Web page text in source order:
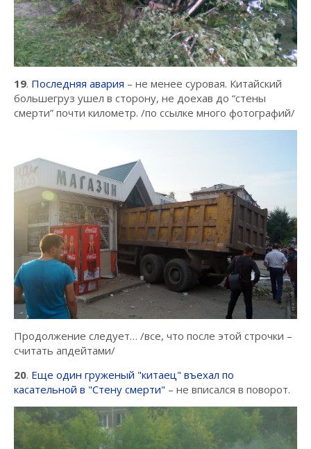
19. Последняя авария – не менее суровая. Китайский
большегруз ушел в сторону, не доехав до “стены
смерти” почти километр. /по ссылке много фотографий/
Продолжение следует… /все, что после этой строчки –
считать апдейтами/
20. Еще один груженый "китаец" въехал по
касательной в "Стену смерти" – не вписался в поворот.